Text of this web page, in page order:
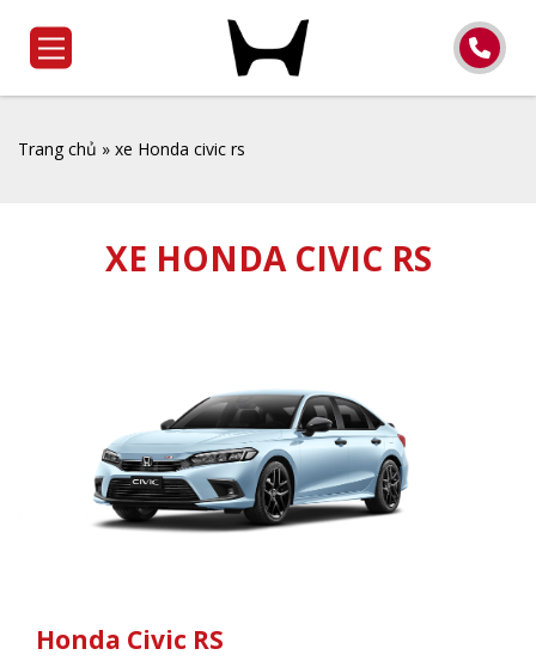
Trang chủ » xe Honda civic rs
XE HONDA CIVIC RS
Honda Civic RS